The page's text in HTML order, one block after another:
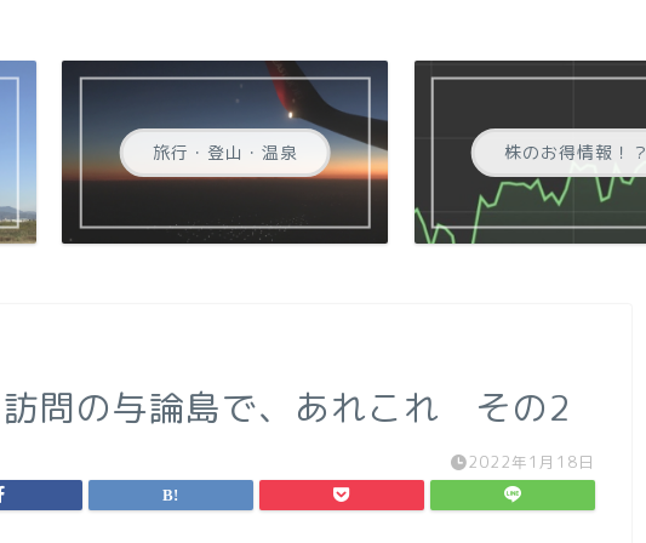
旅行・登山・温泉 株のお得情報！？
問の与論島で、あれこれ その2
2022年1月18日